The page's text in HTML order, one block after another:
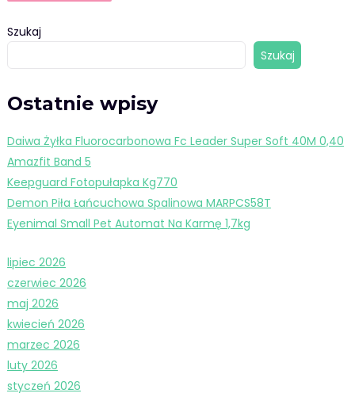
Szukaj
Szukaj
Ostatnie wpisy
Daiwa Żyłka Fluorocarbonowa Fc Leader Super Soft 40M 0,40
Amazfit Band 5
Keepguard Fotopułapka Kg770
Demon Piła Łańcuchowa Spalinowa MARPCS58T
Eyenimal Small Pet Automat Na Karmę 1,7kg
lipiec 2026
czerwiec 2026
maj 2026
kwiecień 2026
marzec 2026
luty 2026
styczeń 2026